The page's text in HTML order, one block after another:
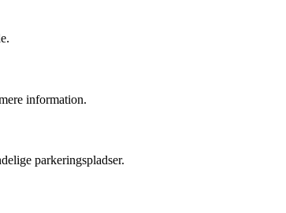
information.
parkeringspladser.